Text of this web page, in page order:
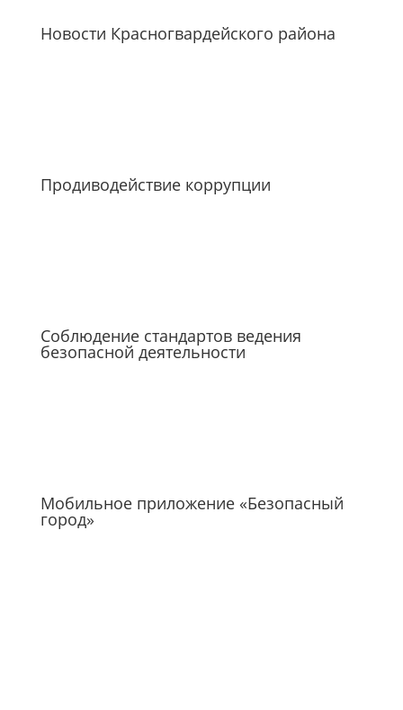
Новости Красногвардейского района
Продиводействие коррупции
Соблюдение стандартов ведения
безопасной деятельности
Мобильное приложение «Безопасный
город»